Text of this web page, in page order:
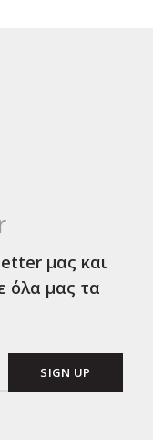
μας και
όλα μας τα